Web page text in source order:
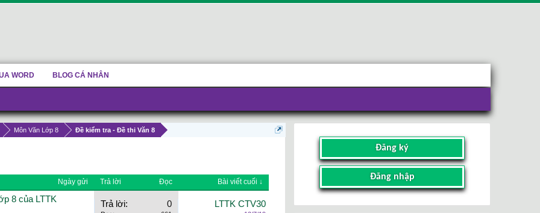
Môn Văn Lớp 8 Đề kiểm tra - Đề thi Văn 8
Ngày gửi Trả lời Đọc Bài viết cuối ↓
8 của LTTK Trả lời: 0 LTTK CTV30
Đăng ký
Đăng nhập
WORD BLOG CÁ NHÂN